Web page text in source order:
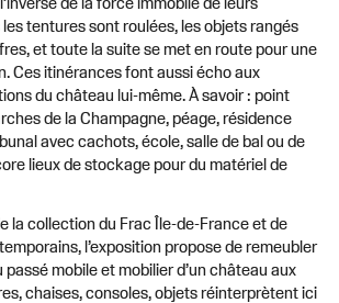
tentures sont roulées, les objets rangés
et toute la suite se met en route pour une
Ces itinérances font aussi écho aux
du château lui-même. À savoir : point
de la Champagne, péage, résidence
avec cachots, école, salle de bal ou de
lieux de stockage pour du matériel de
la collection du Frac Île-de-France et de
l’exposition propose de remeubler
passé mobile et mobilier d’un château aux
chaises, consoles, objets réinterprètent ici